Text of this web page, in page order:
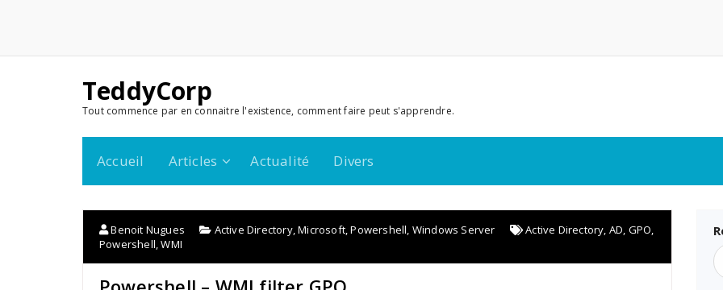
TeddyCorp
Tout commence par en connaitre l'existence, comment faire peut s'apprendre.
Accueil Articles Actualité Divers
Benoit Nugues Active Directory,Microsoft,Powershell, Windows Server Active Directory, AD, GPO,
Powershell,WMI